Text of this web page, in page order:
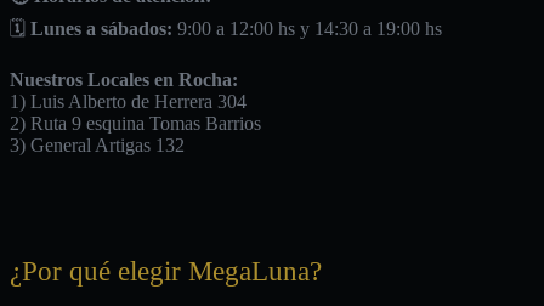
🗓️ Lunes a sábados: 9:00 a 12:00 hs y 14:30 a 19:00 hs
Nuestros Locales en Rocha:
1) Luis Alberto de Herrera 304
2) Ruta 9 esquina Tomas Barrios
3) General Artigas 132
¿Por qué elegir MegaLuna?